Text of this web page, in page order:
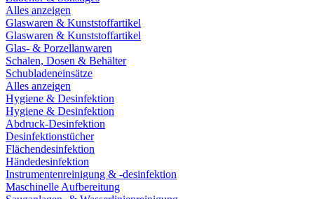
Alles anzeigen
Glaswaren & Kunststoffartikel
Glaswaren & Kunststoffartikel
Glas- & Porzellanwaren
Schalen, Dosen & Behälter
Schubladeneinsätze
Alles anzeigen
Hygiene & Desinfektion
Hygiene & Desinfektion
Abdruck-Desinfektion
Desinfektionstücher
Flächendesinfektion
Händedesinfektion
Instrumentenreinigung & -desinfektion
Maschinelle Aufbereitung